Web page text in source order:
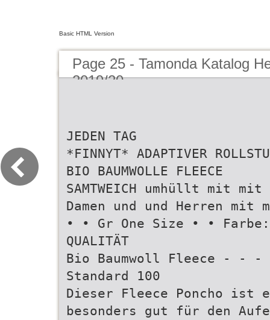
Basic HTML Version
Page 25 - Tamonda Katalog
2019/20
JEDEN TAG
*FINNYT* ADAPTIVER
BIO BAUMWOLLE FLEECE
SAMTWEICH umhüllt mit
Damen und und Herren
• • Gr One Size • •
QUALITÄT
Bio Baumwoll Fleece - - -
Standard 100
Dieser Fleece Poncho ist
besonders gut für den